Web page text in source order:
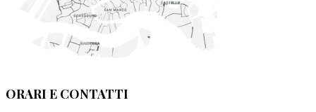
ORARI E CONTATTI